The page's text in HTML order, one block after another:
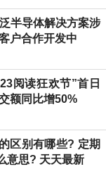
半导体解决方案涉
户合作开发中
阅读狂欢节”首日
额同比增50%
区别有哪些? 定期
意思? 天天最新